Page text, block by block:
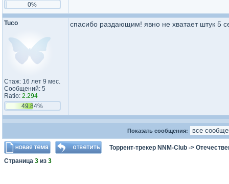
0%
Tuco
Стаж: 16 лет 9 мес.
Сообщений: 5
Ratio: 2.294
49.84%
спасибо раздающим! явно не хватает штук 5
Показать сообщения:
Торрент-трекер NNM-Club ->
Страница 3 из 3